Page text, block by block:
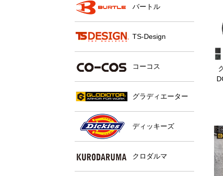
バートル
TS-Design
コーコス
グラディエーター
ディッキーズ
クロダルマ